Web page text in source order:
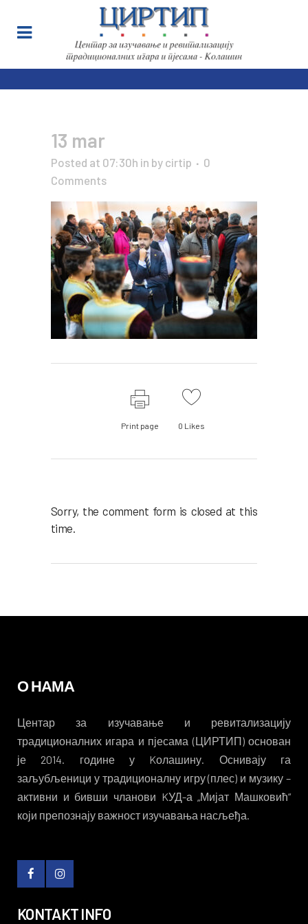
13 mar
Posted at 07:30h in by cirtip
0
Comments
Print page 0 Likes
Sorry, the comment form is closed at this
time.
О НАМА
Центар за изучавање и ревитализацију
традиционалних игара и пјесама (ЦИРТИП) основан
је 2014. године у Kолашину. Оснивају га
заљубљеници у традиционалну игру (плес) и музику –
активни и бивши чланови KУД-а „Мијат Машковић“
који препознају важност изучавања насљеђа.
KONTAKT INFO